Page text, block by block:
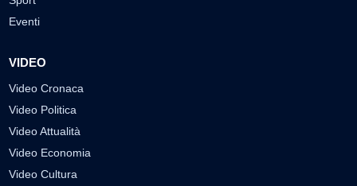
Eventi
VIDEO
Video Cronaca
Video Politica
Video Attualità
Video Economia
Video Cultura